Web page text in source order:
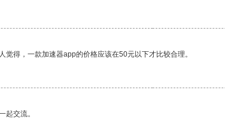
得，一款加速器app的价格应该在50元以下才比较合理。
起交流。